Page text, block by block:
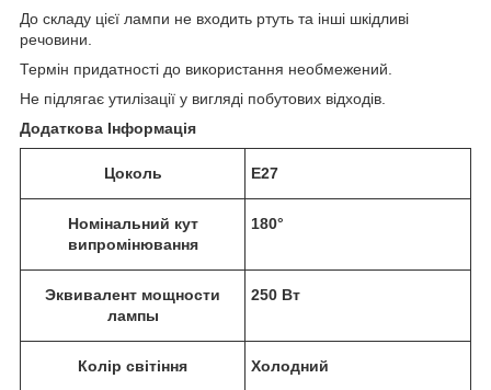
До складу цієї лампи не входить ртуть та інші шкідливі
речовини.
Термін придатності до використання необмежений.
Не підлягає утилізації у вигляді побутових відходів.
Додаткова Інформація
Цоколь E27
Номінальний кут
випромінювання
180°
Эквивалент мощности
лампы
250 Вт
Колір світіння Холодний